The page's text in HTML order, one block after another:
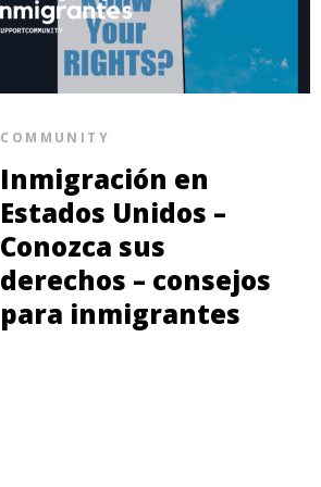
COMMUNITY
Inmigración en
Estados Unidos –
Conozca sus
derechos – consejos
para inmigrantes